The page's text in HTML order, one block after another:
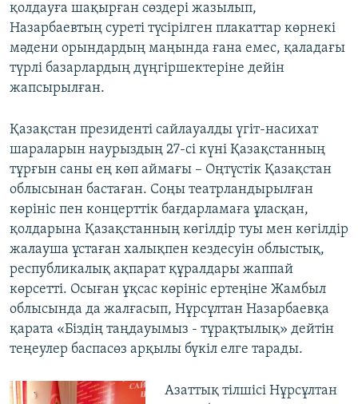
қолдауға шақырған сөздері жазылып,
Назарбаевтың суреті түсірілген плакаттар көрнекі
мәдени орындардың маңында ғана емес, қаладағы
түрлі базарлардың дүңгіршектеріне дейін
жапсырылған.
Қазақстан президенті сайлауалды үгіт-насихат
шараларын наурыздың 27-сі күні Қазақстанның
тұрғын саны ең көп аймағы – Оңтүстік Қазақстан
облысынан бастаған. Соңы театрландырылған
көрініс пен концерттік бағдарламаға ұласқан,
қолдарына Қазақстанның көгілдір туы мен көгілдір
жалауша ұстаған халықпен кездесуін облыстық,
республикалық ақпарат құралдары жаппай
көрсетті. Осыған ұқсас көрініс ертеңіне Жамбыл
облысында да жалғасып, Нұрсұлтан Назарбаевқа
қарата «Біздің таңдауымыз - тұрақтылық» дейтін
теңеулер баспасөз арқылы бүкіл елге тарады.
Азаттық тілшісі Нұрсұлтан